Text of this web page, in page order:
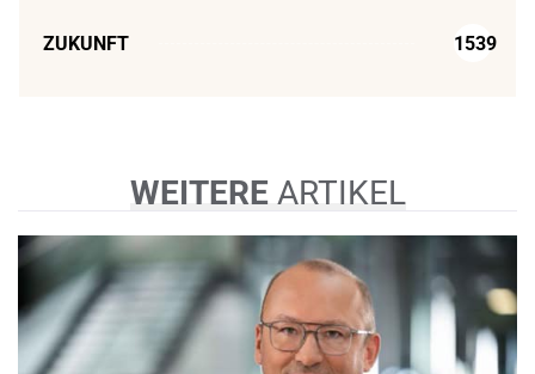
ZUKUNFT 1539
WEITEREARTIKEL